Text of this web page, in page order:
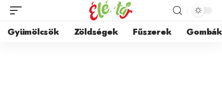
Gyümölcsök Zöldségek Fűszerek Gombák